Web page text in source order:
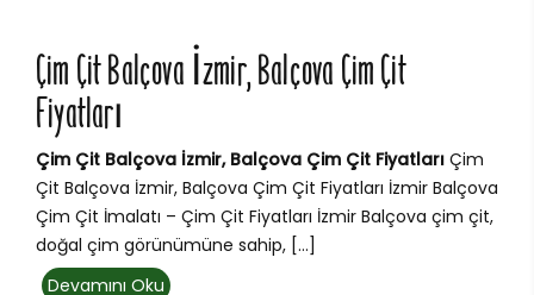
Çim Çit Balçova İzmir, Balçova Çim Çit
Fiyatları
Çim Çit Balçova İzmir, Balçova Çim Çit Fiyatları Çim
Çit Balçova İzmir, Balçova Çim Çit Fiyatları İzmir Balçova
Çim Çit İmalatı – Çim Çit Fiyatları İzmir Balçova çim çit,
doğal çim görünümüne sahip, […]
Devamını Oku